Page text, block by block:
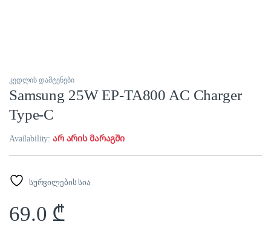
კედლის დამტენები
Samsung 25W EP-TA800 AC Charger
Type-C
Availability:არ არის მარაგში
სურვილების სია
69.0 ₾